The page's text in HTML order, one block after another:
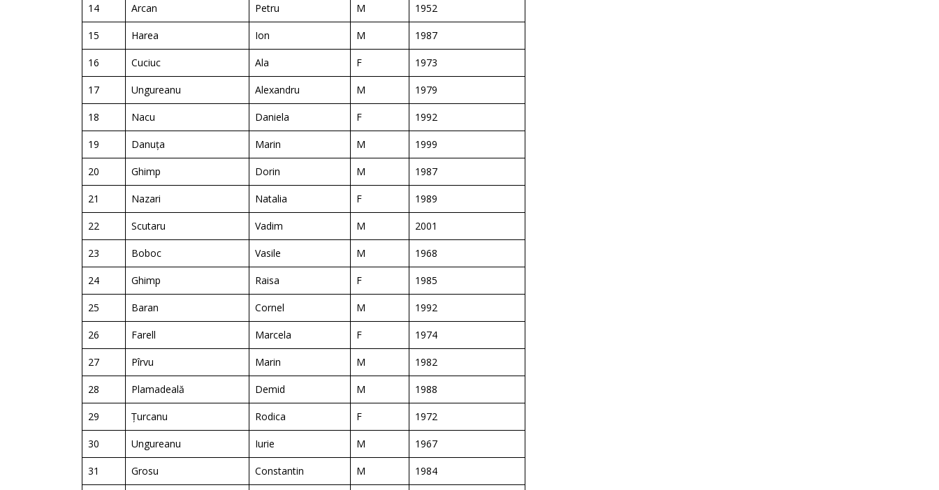
14 Arcan Petru M 1952
15 Harea Ion M 1987
16 Cuciuc Ala F 1973
17 Ungureanu Alexandru M 1979
18 Nacu Daniela F 1992
19 Danuța Marin M 1999
20 Ghimp Dorin M 1987
21 Nazari Natalia F 1989
22 Scutaru Vadim M 2001
23 Boboc Vasile M 1968
24 Ghimp Raisa F 1985
25 Baran Cornel M 1992
26 Farell Marcela F 1974
27 Pîrvu Marin M 1982
28 Plamadeală Demid M 1988
29 Țurcanu Rodica F 1972
30 Ungureanu Iurie M 1967
31 Grosu Constantin M 1984